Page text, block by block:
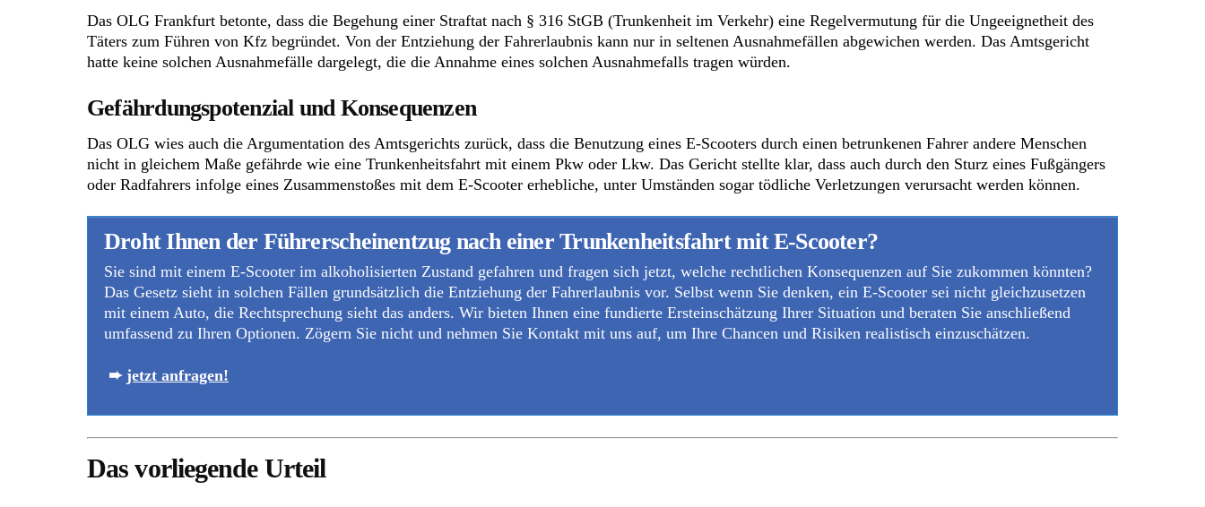
Das OLG Frankfurt betonte, dass die Begehung einer Straftat nach § 316 StGB (Trunkenheit im Verkehr) eine Regelvermutung für die Ungeeignetheit des
Täters zum Führen von Kfz begründet. Von der Entziehung der Fahrerlaubnis kann nur in seltenen Ausnahmefällen abgewichen werden. Das Amtsgericht
hatte keine solchen Ausnahmefälle dargelegt, die die Annahme eines solchen Ausnahmefalls tragen würden.
Gefährdungspotenzial und Konsequenzen
Das OLG wies auch die Argumentation des Amtsgerichts zurück, dass die Benutzung eines E-Scooters durch einen betrunkenen Fahrer andere Menschen
nicht in gleichem Maße gefährde wie eine Trunkenheitsfahrt mit einem Pkw oder Lkw. Das Gericht stellte klar, dass auch durch den Sturz eines Fußgängers
oder Radfahrers infolge eines Zusammenstoßes mit dem E-Scooter erhebliche, unter Umständen sogar tödliche Verletzungen verursacht werden können.
Droht Ihnen der Führerscheinentzug nach einer Trunkenheitsfahrt mit E-Scooter?
Sie sind mit einem E-Scooter im alkoholisierten Zustand gefahren und fragen sich jetzt, welche rechtlichen Konsequenzen auf Sie zukommen könnten?
Das Gesetz sieht in solchen Fällen grundsätzlich die Entziehung der Fahrerlaubnis vor. Selbst wenn Sie denken, ein E-Scooter sei nicht gleichzusetzen
mit einem Auto, die Rechtsprechung sieht das anders. Wir bieten Ihnen eine fundierte Ersteinschätzung Ihrer Situation und beraten Sie anschließend
umfassend zu Ihren Optionen. Zögern Sie nicht und nehmen Sie Kontakt mit uns auf, um Ihre Chancen und Risiken realistisch einzuschätzen.
➨ jetzt anfragen!
Das vorliegende Urteil